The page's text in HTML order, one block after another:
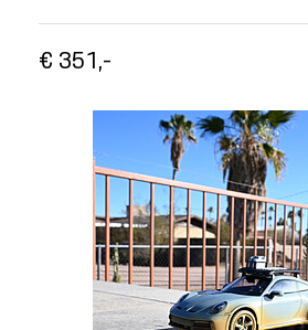
Acties
Mijn account
Klantenservice
Meer Porsche
€ 351,-